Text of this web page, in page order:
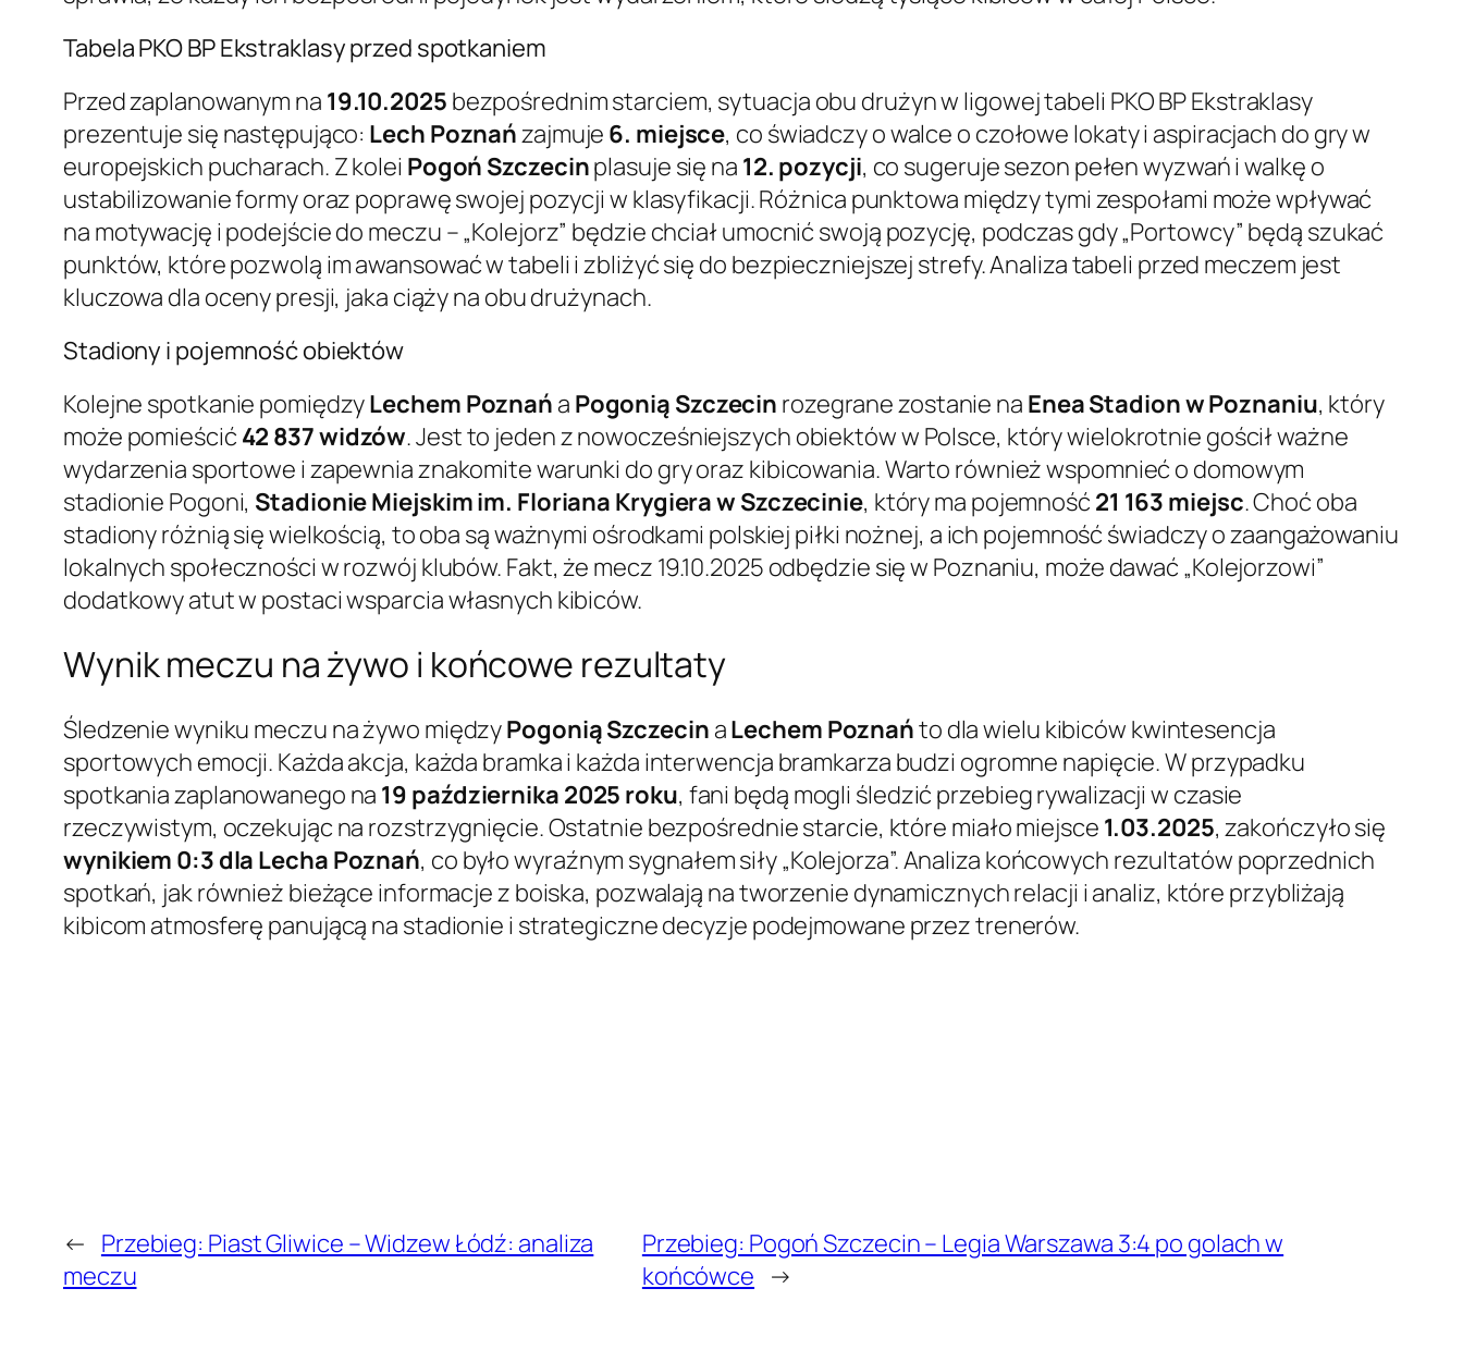
Tabela PKO BP Ekstraklasy przed spotkaniem
Przed zaplanowanym na 19.10.2025 bezpośrednim starciem, sytuacja obu drużyn w ligowej tabeli PKO BP Ekstraklasy
prezentuje się następująco: Lech Poznańzajmuje 6. miejsce, co świadczy o walce o czołowe lokaty i aspiracjach do gry w
europejskich pucharach. Z kolei Pogoń Szczecinplasuje się na 12. pozycji, co sugeruje sezon pełen wyzwań i walkę o
ustabilizowanie formy oraz poprawę swojej pozycji w klasyfikacji. Różnica punktowa między tymi zespołami może wpływać
na motywację i podejście do meczu – „Kolejorz” będzie chciał umocnić swoją pozycję, podczas gdy „Portowcy” będą szukać
punktów, które pozwolą im awansować w tabeli i zbliżyć się do bezpieczniejszej strefy. Analiza tabeli przed meczem jest
kluczowa dla oceny presji, jaka ciąży na obu drużynach.
Stadiony i pojemność obiektów
Kolejne spotkanie pomiędzyLechem Poznań a Pogonią Szczecin rozegrane zostanie na Enea Stadion w Poznaniu, który
może pomieścić 42 837 widzów. Jest to jeden z nowocześniejszych obiektów w Polsce, który wielokrotnie gościł ważne
wydarzenia sportowe i zapewnia znakomite warunki do gry oraz kibicowania. Warto również wspomnieć o domowym
stadionie Pogoni, Stadionie Miejskim im. Floriana Krygiera w Szczecinie, który ma pojemność 21 163 miejsc. Choć oba
stadiony różnią się wielkością, to oba są ważnymi ośrodkami polskiej piłki nożnej, a ich pojemność świadczy o zaangażowaniu
lokalnych społeczności w rozwój klubów. Fakt, że mecz 19.10.2025 odbędzie się w Poznaniu, może dawać „Kolejorzowi”
dodatkowy atut w postaci wsparcia własnych kibiców.
Wynik meczu na żywo i końcowe rezultaty
Śledzenie wyniku meczu na żywo międzyPogonią Szczecin aLechem Poznańto dla wielu kibiców kwintesencja
sportowych emocji. Każda akcja, każda bramka i każda interwencja bramkarza budzi ogromne napięcie. W przypadku
spotkania zaplanowanego na 19 października 2025 roku, fani będą mogli śledzić przebieg rywalizacji w czasie
rzeczywistym, oczekując na rozstrzygnięcie. Ostatnie bezpośrednie starcie, które miało miejsce 1.03.2025, zakończyło się
wynikiem 0:3 dla Lecha Poznań, co było wyraźnym sygnałem siły „Kolejorza”. Analiza końcowych rezultatów poprzednich
spotkań, jak również bieżące informacje z boiska, pozwalają na tworzenie dynamicznych relacji i analiz, które przybliżają
kibicom atmosferę panującą na stadionie i strategiczne decyzje podejmowane przez trenerów.
← Przebieg: Piast Gliwice – Widzew Łódź: analiza
meczu
Przebieg: Pogoń Szczecin – Legia Warszawa 3:4 po golach w
końcówce →